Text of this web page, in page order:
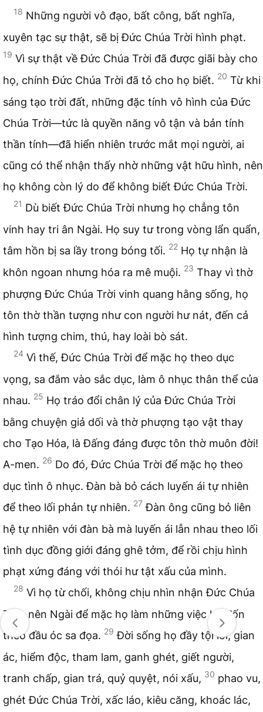
18 Những người vô đạo, bất công, bất nghĩa,
xuyên tạc sự thật, sẽ bị Đức Chúa Trời hình phạt.
19 Vì sự thật về Đức Chúa Trời đã được giãi bày cho
họ, chính Đức Chúa Trời đã tỏ cho họ biết. 20 Từ khi
sáng tạo trời đất, những đặc tính vô hình của Đức
Chúa Trời—tức là quyền năng vô tận và bản tính
thần tính—đã hiển nhiên trước mắt mọi người, ai
cũng có thể nhận thấy nhờ những vật hữu hình, nên
họ không còn lý do để không biết Đức Chúa Trời.
21 Dù biết Đức Chúa Trời nhưng họ chẳng tôn
vinh hay tri ân Ngài. Họ suy tư trong vòng lẩn quẩn,
tâm hồn bị sa lầy trong bóng tối. 22 Họ tự nhận là
khôn ngoan nhưng hóa ra mê muội. 23 Thay vì thờ
phượng Đức Chúa Trời vinh quang hằng sống, họ
tôn thờ thần tượng như con người hư nát, đến cả
hình tượng chim, thú, hay loài bò sát.
24 Vì thế, Đức Chúa Trời để mặc họ theo dục
vọng, sa đắm vào sắc dục, làm ô nhục thân thể của
nhau. 25 Họ tráo đổi chân lý của Đức Chúa Trời
bằng chuyện giả dối và thờ phượng tạo vật thay
cho Tạo Hóa, là Đấng đáng được tôn thờ muôn đời!
A-men. 26 Do đó, Đức Chúa Trời để mặc họ theo
dục tình ô nhục. Đàn bà bỏ cách luyến ái tự nhiên
để theo lối phản tự nhiên. 27 Đàn ông cũng bỏ liên
hệ tự nhiên với đàn bà mà luyến ái lẫn nhau theo lối
tình dục đồng giới đáng ghê tởm, để rồi chịu hình
phạt xứng đáng với thói hư tật xấu của mình.
28 Vì họ từ chối, không chịu nhìn nhận Đức Chúa
Trời, nên Ngài để mặc họ làm những việc hư đốn
theo đầu óc sa đọa. 29 Đời sống họ đầy tội lỗi, gian
ác, hiểm độc, tham lam, ganh ghét, giết người,
tranh chấp, gian trá, quỷ quyệt, nói xấu, 30 phao vu,
ghét Đức Chúa Trời, xấc láo, kiêu căng, khoác lác,